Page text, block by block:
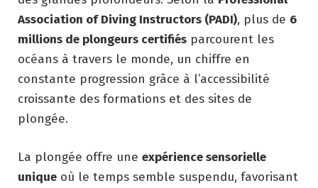
Association of Diving Instructors (PADI), plus de 6
millions de plongeurs certifiés parcourent les
océans à travers le monde, un chiffre en
constante progression grâce à l’accessibilité
croissante des formations et des sites de
plongée.
La plongée offre une expérience sensorielle
unique où le temps semble suspendu, favorisant